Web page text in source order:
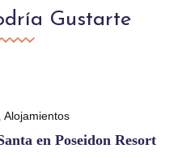
Gustarte
Alojamientos
en Poseidon Resort